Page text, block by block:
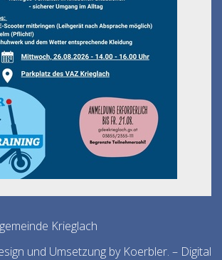
Krieglach
und Umsetzung by Koerbler. – Digital